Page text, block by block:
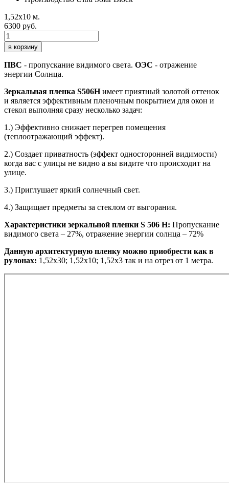
1,52х10 м.
6300 руб.
в корзину
ПВС - пропускание видимого света. ОЭС - отражение
энергии Солнца.
Зеркальная пленка S506Hимеет приятный золотой оттенок
и является эффективным пленочным покрытием для окон и
стекол выполняя сразу несколько задач:
1.) Эффективно снижает перегрев помещения
(теплоотражающий эффект).
2.) Создает приватность (эффект односторонней видимости)
когда вас с улицы не видно а вы видите что происходит на
улице.
3.) Приглушает яркий солнечный свет.
4.) Защищает предметы за стеклом от выгорания.
Характеристики зеркальной пленки S 506 H: Пропускание
видимого света – 27%, отражение энергии солнца – 72%
Данную архитектурную пленку можно приобрести как в
рулонах: 1,52х30; 1,52х10; 1,52х3 так и на отрез от 1 метра.